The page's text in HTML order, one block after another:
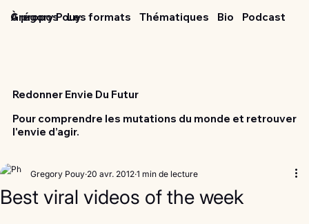
Grégory Pouy
À propos Les formats Thématiques Podcast
Bio
Redonner Envie Du Futur
Pour comprendre les mutations du monde et retrouver
l'envie d’agir.
Best viral videos of the week
Gregory Pouy 20 avr. 2012 1 min de lecture